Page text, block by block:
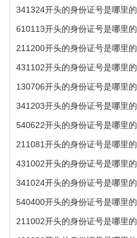
341324开头的身份证号是哪里的
610113开头的身份证号是哪里的
211200开头的身份证号是哪里的
431102开头的身份证号是哪里的
130706开头的身份证号是哪里的
341203开头的身份证号是哪里的
540622开头的身份证号是哪里的
211081开头的身份证号是哪里的
431002开头的身份证号是哪里的
341024开头的身份证号是哪里的
540400开头的身份证号是哪里的
211002开头的身份证号是哪里的